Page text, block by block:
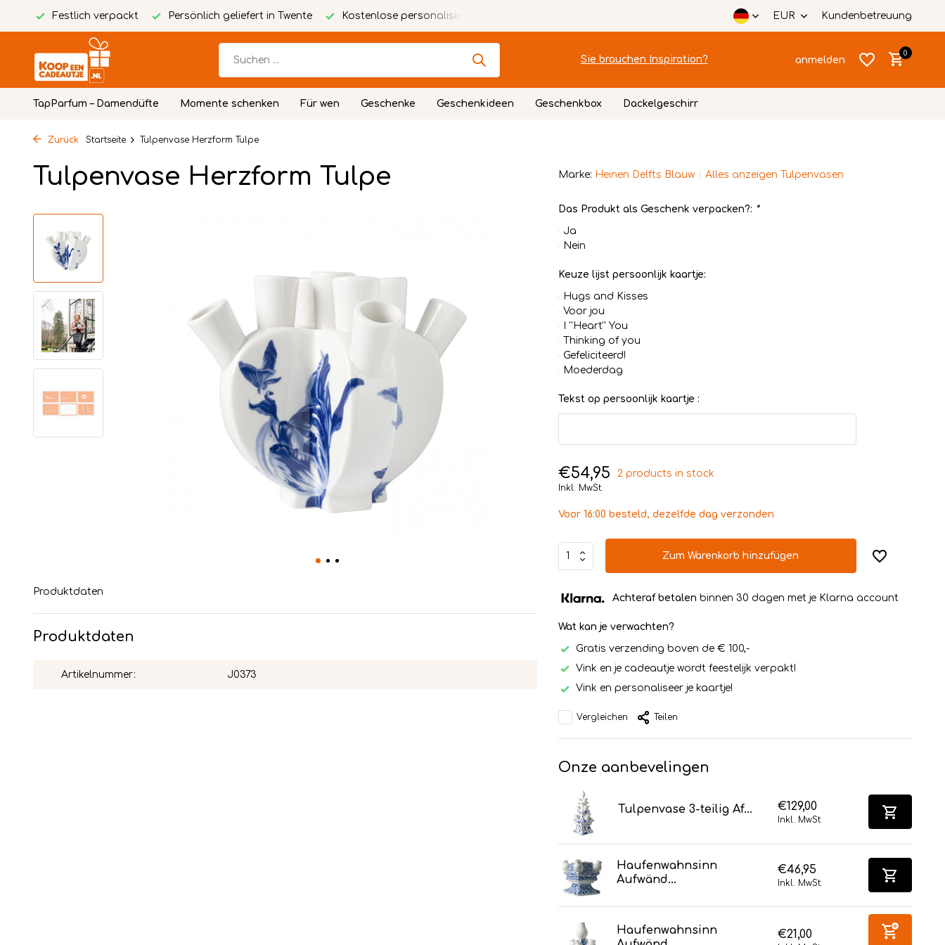
Persönlich geliefert in Twente Kostenlose personalisierte Karte Festlich verpackt EUR Kundenbetreuung
Sie brauchen Inspiration? anmelden
0
TapParfum – Damendüfte Momente schenken Für wen Geschenke Geschenkideen Geschenkbox Dackelgeschirr
Zurück Startseite Tulpenvase Herzform Tulpe
Tulpenvase Herzform Tulpe
Produktdaten
Produktdaten
Artikelnummer: J0373
Marke: Heinen Delfts Blauw Alles anzeigen Tulpenvasen
Das Produkt als Geschenk verpacken?: *
Ja
Nein
Keuze lijst persoonlijk kaartje:
Hugs and Kisses
Voor jou
I ''Heart'' You
Thinking of you
Gefeliciteerd!
Moederdag
Tekst op persoonlijk kaartje :
€54,95 2 products in stock
Inkl. MwSt.
Voor 16:00 besteld, dezelfde dag verzonden
Zum Warenkorb hinzufügen
Achteraf betalen binnen 30 dagen met je Klarna account
Wat kan je verwachten?
Gratis verzending boven de € 100,-
Vink en je cadeautje wordt feestelijk verpakt!
Vink en personaliseer je kaartje!
Vergleichen Teilen
Onze aanbevelingen
Tulpenvase 3-teilig Af... €129,00
Inkl. MwSt.
Haufenwahnsinn
Aufwänd...
€46,95
Inkl. MwSt.
Haufenwahnsinn
€21,00